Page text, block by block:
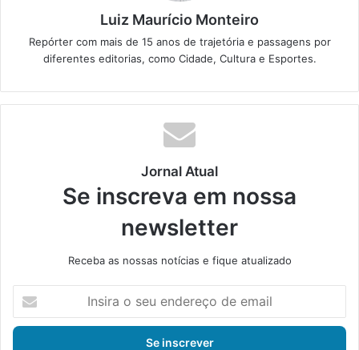
Luiz Maurício Monteiro
Repórter com mais de 15 anos de trajetória e passagens por
diferentes editorias, como Cidade, Cultura e Esportes.
Jornal Atual
Se inscreva em nossa
newsletter
Receba as nossas notícias e fique atualizado
s